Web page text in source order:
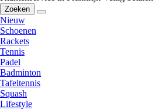
Zoeken
Nieuw
Schoenen
Rackets
Tennis
Padel
Badminton
Tafeltennis
Squash
Lifestyle